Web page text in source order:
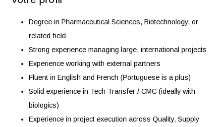
receiving unit
Collaborate with departments such as Quality, Supply
Provide regular updates to senior leadership on
progress, risks, and solutions
Votre profil
Degree in Pharmaceutical Sciences, Biotechnology, or
related field